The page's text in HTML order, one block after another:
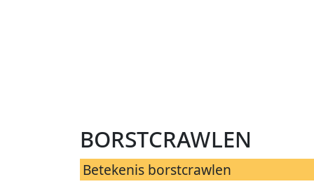
borstcrawlen
Betekenis borstcrawlen